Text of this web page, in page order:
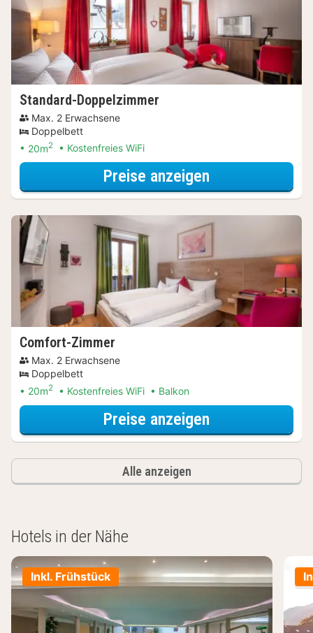
Standard-Doppelzimmer
Max. 2 Erwachsene
Doppelbett
20m2 Kostenfreies WiFi
Preise anzeigen
Comfort-Zimmer
Max. 2 Erwachsene
Doppelbett
20m2 Kostenfreies WiFi Balkon
Preise anzeigen
Alle anzeigen
Hotels in der Nähe
Inkl. Frühstück